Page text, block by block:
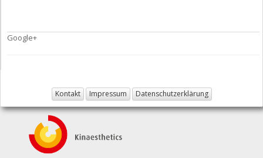
Google+
Kontakt Impressum Datenschutzerklärung